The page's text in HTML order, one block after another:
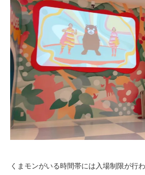
くまモンがいる時間帯には入場制限が行